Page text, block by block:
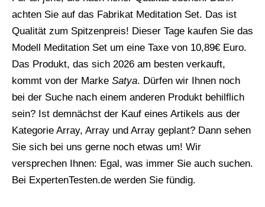
achten Sie auf das Fabrikat Meditation Set. Das ist
Qualität zum Spitzenpreis! Dieser Tage kaufen Sie das
Modell Meditation Set um eine Taxe von 10,89€ Euro.
Das Produkt, das sich 2026 am besten verkauft,
kommt von der Marke Satya. Dürfen wir Ihnen noch
bei der Suche nach einem anderen Produkt behilflich
sein? Ist demnächst der Kauf eines Artikels aus der
Kategorie Array, Array und Array geplant? Dann sehen
Sie sich bei uns gerne noch etwas um! Wir
versprechen Ihnen: Egal, was immer Sie auch suchen.
Bei ExpertenTesten.de werden Sie fündig.